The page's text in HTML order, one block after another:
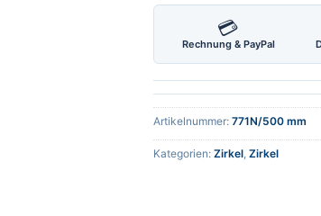
💳
Rechnung & PayPal
Artikelnummer: 771N/500 mm
Kategorien: Zirkel, Zirkel